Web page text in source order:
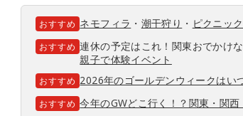
おすすめ ネモフィラ ・ 潮干狩り ・ ピクニック
おすすめ 連休の予定はこれ！関東おでかけ
親子で体験イベント
おすすめ 2026年のゴールデンウィークはい
おすすめ 今年のGWどこ行く！？関東・関